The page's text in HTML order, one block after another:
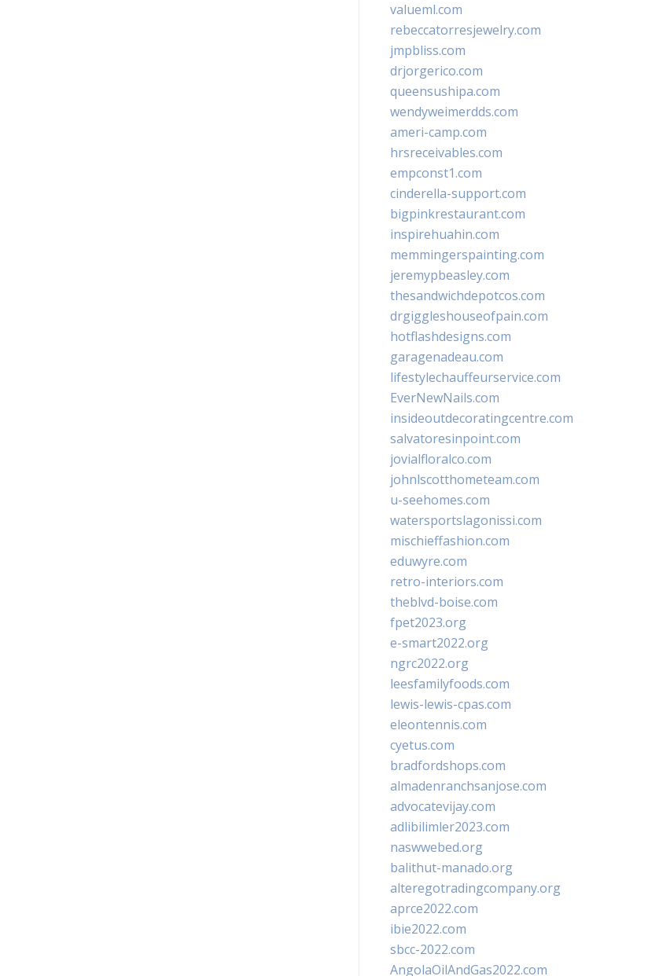
valueml.com
rebeccatorresjewelry.com
jmpbliss.com
drjorgerico.com
queensushipa.com
wendyweimerdds.com
ameri-camp.com
hrsreceivables.com
empconst1.com
cinderella-support.com
bigpinkrestaurant.com
inspirehuahin.com
memmingerspainting.com
jeremypbeasley.com
thesandwichdepotcos.com
drgiggleshouseofpain.com
hotflashdesigns.com
garagenadeau.com
lifestylechauffeurservice.com
EverNewNails.com
insideoutdecoratingcentre.com
salvatoresinpoint.com
jovialfloralco.com
johnlscotthometeam.com
u-seehomes.com
watersportslagonissi.com
mischieffashion.com
eduwyre.com
retro-interiors.com
theblvd-boise.com
fpet2023.org
e-smart2022.org
ngrc2022.org
leesfamilyfoods.com
lewis-lewis-cpas.com
eleontennis.com
cyetus.com
bradfordshops.com
almadenranchsanjose.com
advocatevijay.com
adlibilimler2023.com
naswwebed.org
balithut-manado.org
alteregotradingcompany.org
aprce2022.com
ibie2022.com
sbcc-2022.com
AngolaOilAndGas2022.com